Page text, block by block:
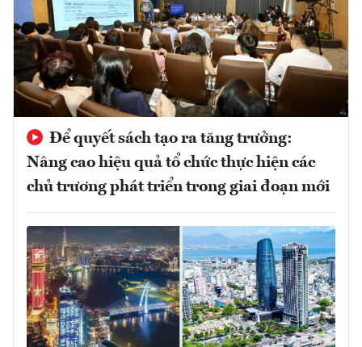
Để quyết sách tạo ra tăng trưởng:
Nâng cao hiệu quả tổ chức thực hiện các
chủ trương phát triển trong giai đoạn mới